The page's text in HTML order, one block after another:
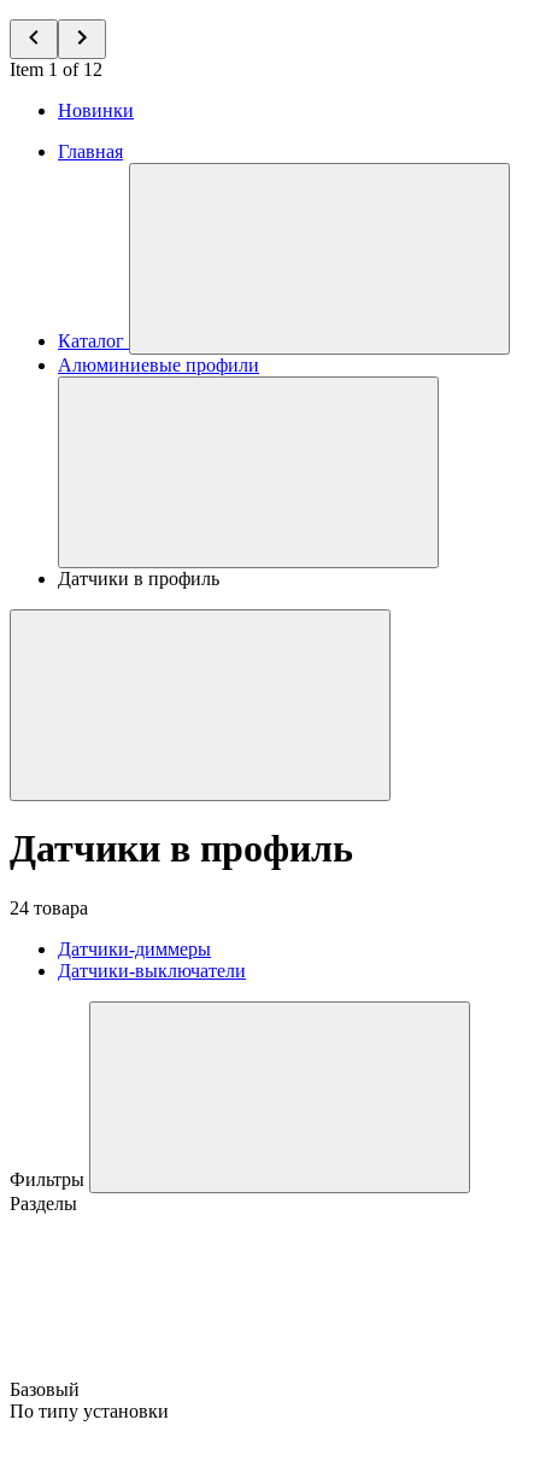
Item 1 of 12
Новинки
Главная
Каталог
Алюминиевые профили
Датчики в профиль
Датчики в профиль
24 товара
Датчики-диммеры
Датчики-выключатели
Фильтры
Разделы
Базовый
По типу установки